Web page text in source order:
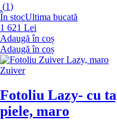
(1)
În stocUltima bucată
1 621 Lei
Adaugă în coș
Adaugă în coș
Zuiver
Fotoliu Lazy- cu
piele, maro